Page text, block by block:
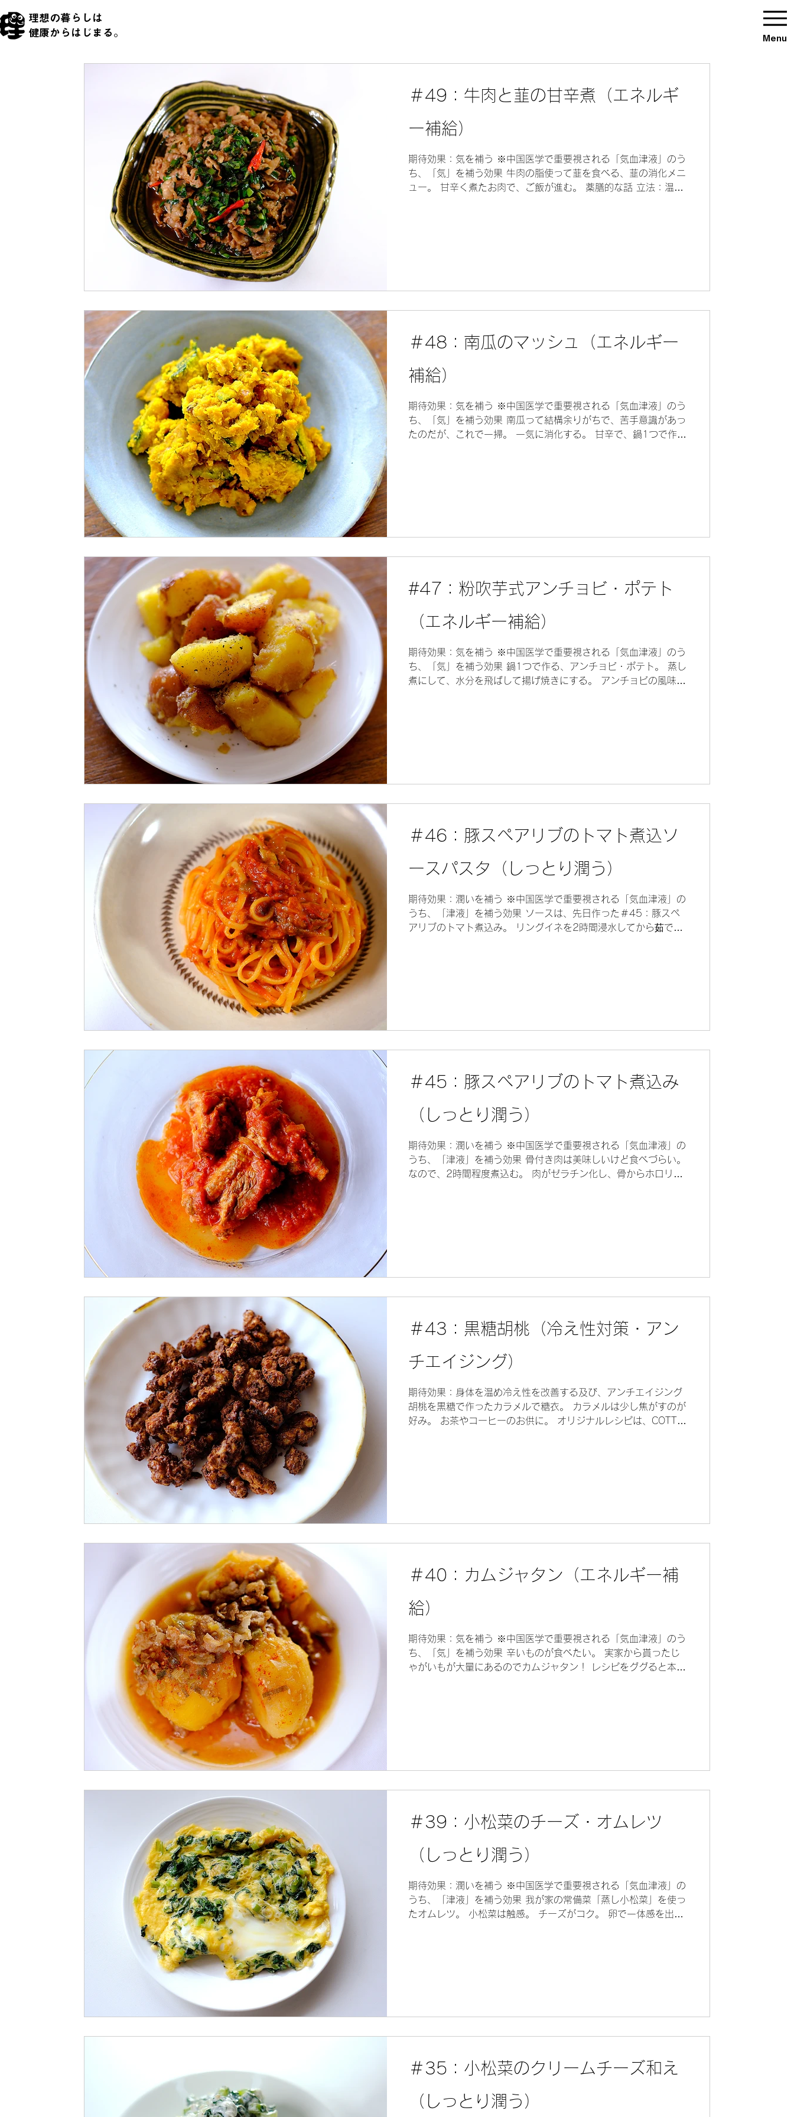
理想の暮らしは
​健康からはじまる。
Menu
＃49：牛肉と韮の甘辛煮（エネルギ
ー補給）
期待効果：気を補う ※中国医学で重要視される「気血津液」のう
ち、「気」を補う効果 牛肉の脂使って韮を食べる、韮の消化メニ
ュー。 甘辛く煮たお肉で、ご飯が進む。 薬膳的な話 立法：温裏
＃48：南瓜のマッシュ（エネルギー
補給）
期待効果：気を補う ※中国医学で重要視される「気血津液」のう
ち、「気」を補う効果 南瓜って結構余りがちで、苦手意識があっ
たのだが、これで一掃。 一気に消化する。 甘辛で、鍋1つで作る
#47：粉吹芋式アンチョビ・ポテト
（エネルギー補給）
期待効果：気を補う ※中国医学で重要視される「気血津液」のう
ち、「気」を補う効果 鍋1つで作る、アンチョビ・ポテト。 蒸し
煮にして、水分を飛ばして揚げ焼きにする。 アンチョビの風味が
＃46：豚スペアリブのトマト煮込ソ
ースパスタ（しっとり潤う）
期待効果：潤いを補う ※中国医学で重要視される「気血津液」の
うち、「津液」を補う効果 ソースは、先日作った＃45：豚スペ
アリブのトマト煮込み。 リングイネを2時間浸水してから茹でる
＃45：豚スペアリブのトマト煮込み
（しっとり潤う）
期待効果：潤いを補う ※中国医学で重要視される「気血津液」の
うち、「津液」を補う効果 骨付き肉は美味しいけど食べづらい。
なので、2時間程度煮込む。 肉がゼラチン化し、骨からホロリと
＃43：黒糖胡桃（冷え性対策・アン
チエイジング）
期待効果：身体を温め冷え性を改善する及び、アンチエイジング
胡桃を黒糖で作ったカラメルで糖衣。 カラメルは少し焦がすのが
好み。 お茶やコーヒーのお供に。 オリジナルレシピは、COTTA
＃40：カムジャタン（エネルギー補
給）
期待効果：気を補う ※中国医学で重要視される「気血津液」のう
ち、「気」を補う効果 辛いものが食べたい。 実家から貰ったじ
ゃがいもが大量にあるのでカムジャタン！ レシピをググると本当
＃39：小松菜のチーズ・オムレツ
（しっとり潤う）
期待効果：潤いを補う ※中国医学で重要視される「気血津液」の
うち、「津液」を補う効果 我が家の常備菜「蒸し小松菜」を使っ
たオムレツ。 小松菜は触感。 チーズがコク。 卵で一体感を出
＃35：小松菜のクリームチーズ和え
（しっとり潤う）